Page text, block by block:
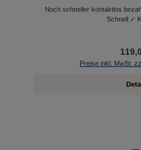
Noch schneller kontaktlos
Schnell ✓
Preise inkl. MwSt.